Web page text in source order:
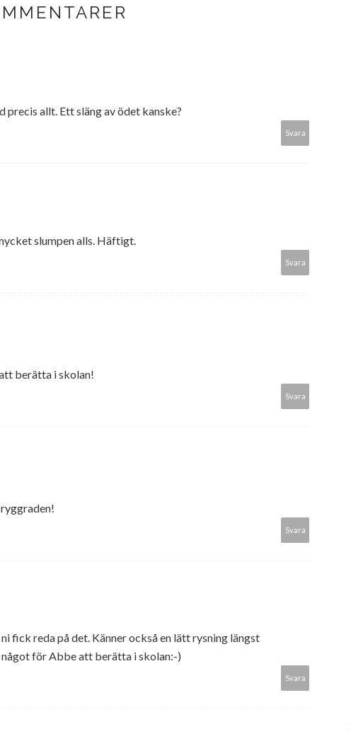
precis allt. Ett släng av ödet kanske?
Svara
slumpen alls. Häftigt.
Svara
berätta i skolan!
Svara
Svara
fick reda på det. Känner också en lätt rysning längst
för Abbe att berätta i skolan:-)
Svara